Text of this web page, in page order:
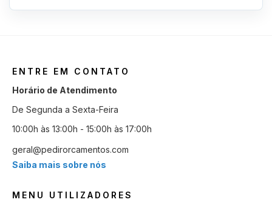
ENTRE EM CONTATO
Horário de Atendimento
De Segunda a Sexta-Feira
10:00h às 13:00h - 15:00h às 17:00h
geral@pedirorcamentos.com
Saiba mais sobre nós
MENU UTILIZADORES